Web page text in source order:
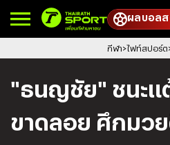
ผลบอล
กีฬา ไฟท์สปอร์ต
"ธนญชัย" ชนะแ
ขาดลอย ศึกมว